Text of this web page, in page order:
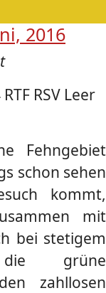
2016
Fehngebiet
schon sehen
kommt,
mit
bei stetigem
die grüne
zahllosen